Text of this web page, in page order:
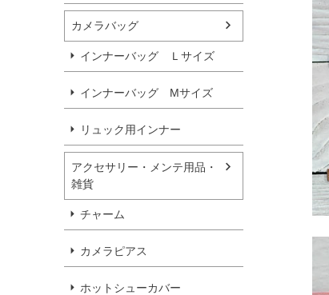
カメラバッグ
インナーバッグ Ｌサイズ
インナーバッグ Мサイズ
リュック用インナー
アクセサリー・メンテ用品・
雑貨
チャーム
カメラピアス
ホットシューカバー